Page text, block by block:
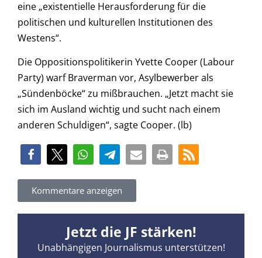
eine „existentielle Herausforderung für die
politischen und kulturellen Institutionen des
Westens“.
Die Oppositionspolitikerin Yvette Cooper (Labour
Party) warf Braverman vor, Asylbewerber als
„Sündenböcke“ zu mißbrauchen. „Jetzt macht sie
sich im Ausland wichtig und sucht nach einem
anderen Schuldigen“, sagte Cooper. (lb)
Kommentare anzeigen
Jetzt die JF stärken!
Unabhängigen Journalismus unterstützen!